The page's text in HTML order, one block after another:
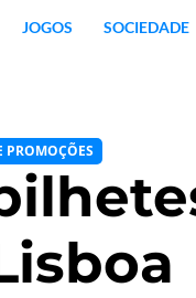
JOGOS SOCIEDADE
PROMOÇÕES